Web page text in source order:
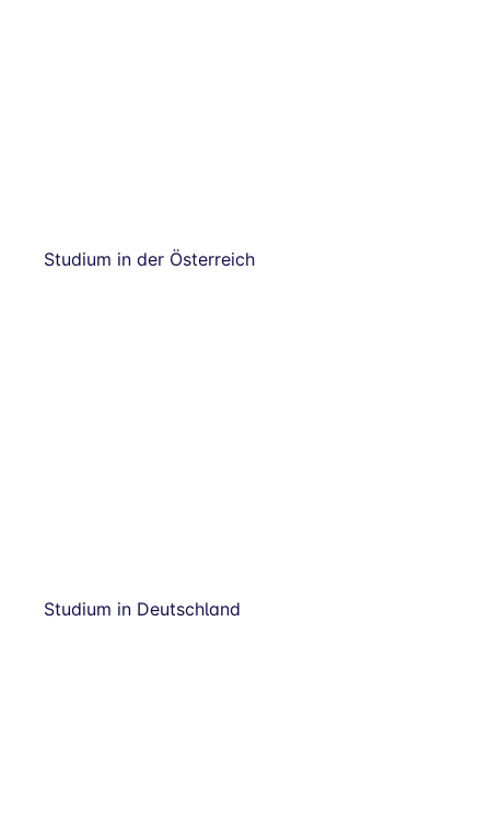
Studium in der Österreich
Studium in Deutschland